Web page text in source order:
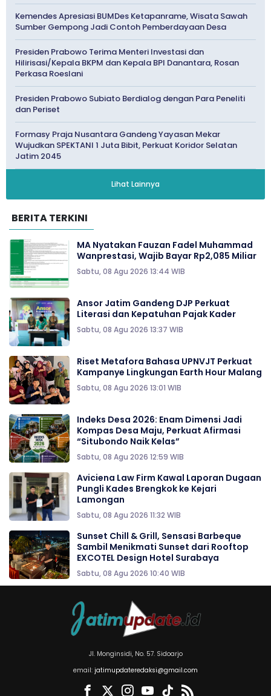
Kemendes Apresiasi BUMDes Ketapanrame, Wisata Sawah
Sumber Gempong Jadi Contoh Pemberdayaan Desa
Presiden Prabowo Terima Menteri Investasi dan
Hilirisasi/Kepala BKPM dan Kepala BPI Danantara, Rosan
Perkasa Roeslani
Presiden Prabowo Subiato Berdialog dengan Para Peneliti
dan Periset
Formasy Praja Nusantara Gandeng Yayasan Mekar
Wujudkan SPEKTANI 1 Juta Bibit, Perkuat Koridor Selatan
Jatim 2045
Lihat Lainnya
BERITA TERKINI
MA Nyatakan Fauzan Fadel Muhammad
Wanprestasi, Wajib Bayar Rp2,085 Miliar
Sabtu, 08 Agu 2026 13:44 WIB
Ansor Jatim Gandeng DJP Perkuat
Literasi dan Kepatuhan Pajak Kader
Sabtu, 08 Agu 2026 13:37 WIB
Riset Metafora Bahasa UPNVJT Perkuat
Kampanye Lingkungan Earth Hour Malang
Sabtu, 08 Agu 2026 13:01 WIB
Indeks Desa 2026: Enam Dimensi Jadi
Kompas Desa Maju, Perkuat Afirmasi
“Situbondo Naik Kelas”
Sabtu, 08 Agu 2026 12:59 WIB
Aviciena Law Firm Kawal Laporan Dugaan
Pungli Kades Brengkok ke Kejari
Lamongan
Sabtu, 08 Agu 2026 11:32 WIB
Sunset Chill & Grill, Sensasi Barbeque
Sambil Menikmati Sunset dari Rooftop
EXCOTEL Design Hotel Surabaya
Sabtu, 08 Agu 2026 10:40 WIB
Jl. Monginsidi, No. 57. Sidoarjo
email: jatimupdateredaksi@gmail.com